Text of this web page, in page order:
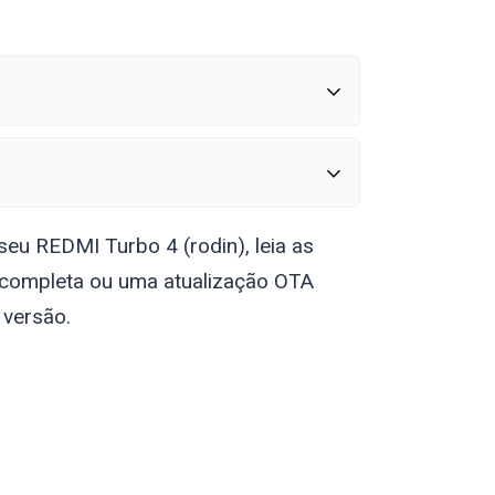
REDMI Turbo 4 (rodin), leia as
ou uma atualização OTA